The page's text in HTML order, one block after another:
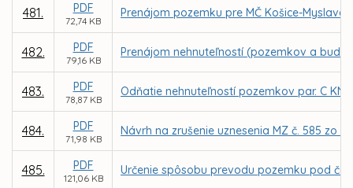
481. PDF
72,74 KB
Prenájom pozemku pre MČ Košice-
482. PDF
79,16 KB
Prenájom nehnuteľností (pozemkov a
483. PDF
78,87 KB
Odňatie nehnuteľností pozemkov par. C KN
484. PDF
71,98 KB
Návrh na zrušenie uznesenia MZ č. 585 zo
485. PDF
121,06 KB
Určenie spôsobu prevodu pozemku pod